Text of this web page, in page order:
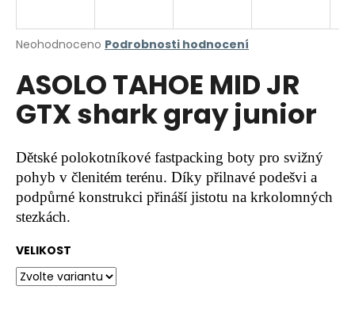
Průměrné
produktu
je
0,0
z
hvězdiček.
Neohodnoceno Podrobnosti hodnocení
ASOLO TAHOE MID JR
GTX shark gray junior
Dětské polokotníkové fastpacking boty pro svižný
pohyb v členitém terénu. Díky přilnavé podešvi a
podpůrné konstrukci přináší jistotu na krkolomných
stezkách.
VELIKOST
j
t
?
HLEDAT
D
o
p